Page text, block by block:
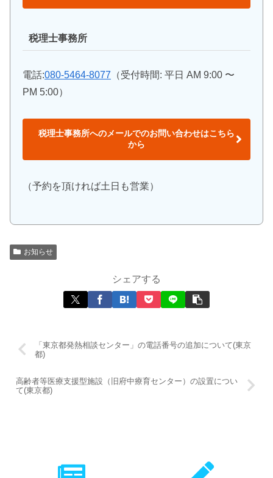
税理士事務所
電話:080-5464-8077 （受付時間: 平日 AM 9:00 〜
PM 5:00）
税理士事務所へのメールでのお問い合わせはこちら
から
（予約を頂ければ土日も営業）
お知らせ
シェアする
「東京都発熱相談センター」の電話番号の追加について(東京
都)
高齢者等医療支援型施設（旧府中療育センター）の設置につい
て(東京都)